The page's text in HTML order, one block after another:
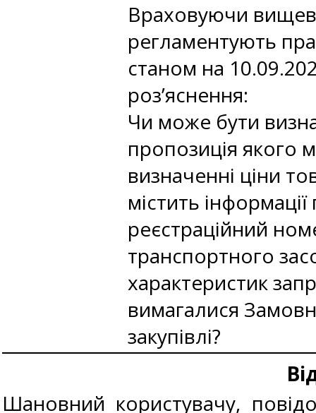
Враховуючи
регламентують
станом на
роз’яснення:
Чи може бути
пропозиція якого
визначенні ціни
містить
реєстраційний
транспортного
характеристик
вимагалися
закупівлі?
Шановний користувачу,